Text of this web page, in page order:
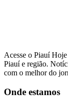
Acesse o Piauí
Piauí e região.
com o melhor do
Onde estamos